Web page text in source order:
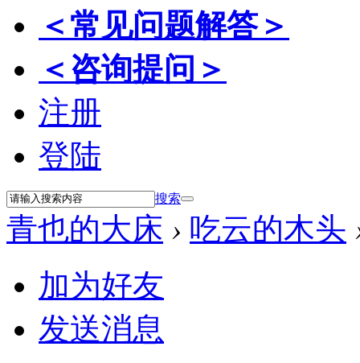
＜常见问题解答＞
＜咨询提问＞
注册
登陆
搜索
青也的大床 › 吃云的木头
加为好友
发送消息